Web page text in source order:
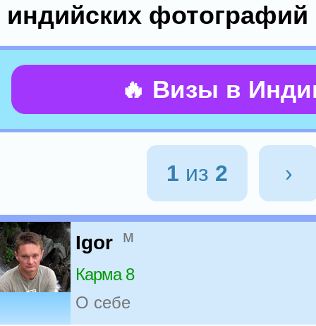
индийских фотографий
🔥 Визы в
1 из 2 ›
Igor м
Карма 8
О себе